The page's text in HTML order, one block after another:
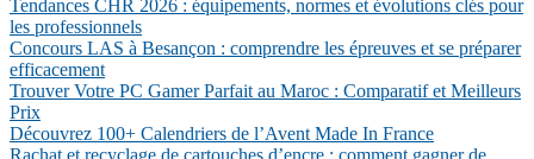
Tendances CHR 2026 : équipements, normes et évolutions clés pour
les professionnels
Concours LAS à Besançon : comprendre les épreuves et se préparer
efficacement
Trouver Votre PC Gamer Parfait au Maroc : Comparatif et Meilleurs
Prix
Découvrez 100+ Calendriers de l’Avent Made In France
Rachat et recyclage de cartouches d’encre : comment gagner de